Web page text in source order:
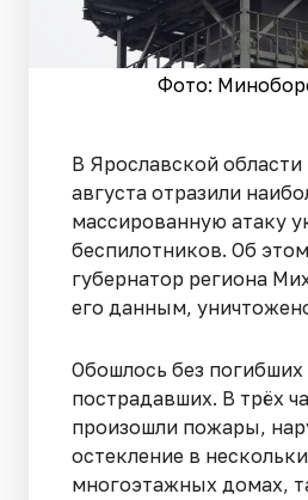
Фото:
В Ярославской
августа отразили
массированную атаку
беспилотников. Об этом
губернатор региона
его данным,
Обошлось без погибших
пострадавших. В трёх
произошли пожары,
остекление в
многоэтажных домах,